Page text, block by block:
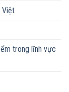
Việt
trong lĩnh vực